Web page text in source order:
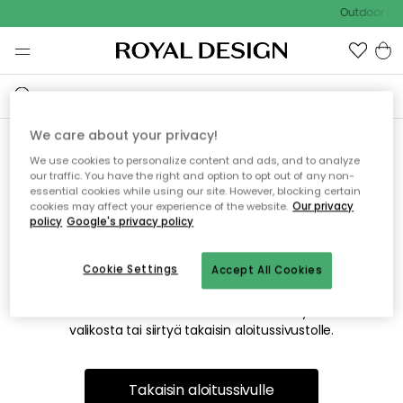
Outdoor
Emme valitettavasti löydä
etsimääsi sivua
Tämä voi johtua siitä, että sivua ei enää ole tai siitä, että se
on siirretty muualle. Pahoittelemme tästä mahdollisesti
valikosta tai siirtyä takaisin aloitussivustolle.
Takaisin aloitussivulle
We care about your privacy!
We use cookies to personalize content and ads, and to analyze
our traffic. You have the right and option to opt out of any non-
essential cookies while using our site. However, blocking certain
cookies may affect your experience of the website. Our privacy
policy Google's privacy policy
Accept All Cookies
Cookie Settings